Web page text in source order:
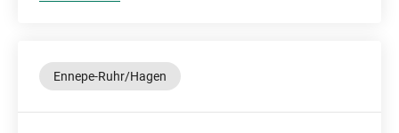
Ennepe-Ruhr/Hagen